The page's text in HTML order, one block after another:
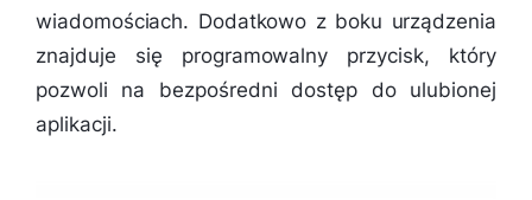
wiadomościach. Dodatkowo z boku urządzenia
znajduje się programowalny przycisk, który
pozwoli na bezpośredni dostęp do ulubionej
aplikacji.